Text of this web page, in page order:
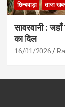
छिन्दवाड़ा ताजा
सावरवानी :
का दिल
16/01/2026